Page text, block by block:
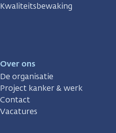
Kwaliteitsbewaking
Over ons
De organisatie
Project kanker & werk
Contact
Vacatures